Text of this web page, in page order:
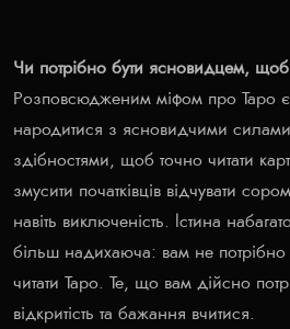
Чи потрібно бути ясновидцем, щоб
Розповсюдженим міфом про Таро
народитися з ясновидчими
здібностями, щоб точно читати
змусити початківців відчувати
навіть виключеність. Істина
більш надихаюча: вам не
читати Таро. Те, що вам дійсно
відкритість та бажання вчитися.